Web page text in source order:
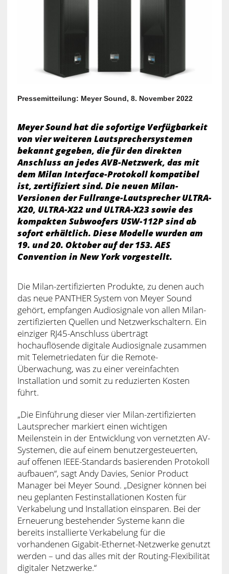
Pressemitteilung: Meyer Sound, 8. November 2022
Meyer Sound hat die sofortige Verfügbarkeit
von vier weiteren Lautsprechersystemen
bekannt gegeben, die für den direkten
Anschluss an jedes AVB-Netzwerk, das mit
dem Milan Interface-Protokoll kompatibel
ist, zertifiziert sind. Die neuen Milan-
Versionen der Fullrange-Lautsprecher ULTRA-
X20, ULTRA-X22 und ULTRA-X23 sowie des
kompakten Subwoofers USW-112P sind ab
sofort erhältlich. Diese Modelle wurden am
19. und 20. Oktober auf der 153. AES
Convention in New York vorgestellt.
Die Milan-zertifizierten Produkte, zu denen auch
das neue PANTHER System von Meyer Sound
gehört, empfangen Audiosignale von allen Milan-
zertifizierten Quellen und Netzwerkschaltern. Ein
einziger RJ45-Anschluss überträgt
hochauflösende digitale Audiosignale zusammen
mit Telemetriedaten für die Remote-
Überwachung, was zu einer vereinfachten
Installation und somit zu reduzierten Kosten
führt.
„Die Einführung dieser vier Milan-zertifizierten
Lautsprecher markiert einen wichtigen
Meilenstein in der Entwicklung von vernetzten AV-
Systemen, die auf einem benutzergesteuerten,
auf offenen IEEE-Standards basierenden Protokoll
aufbauen“, sagt Andy Davies, Senior Product
Manager bei Meyer Sound. „Designer können bei
neu geplanten Festinstallationen Kosten für
Verkabelung und Installation einsparen. Bei der
Erneuerung bestehender Systeme kann die
bereits installierte Verkabelung für die
vorhandenen Gigabit-Ethernet-Netzwerke genutzt
werden – und das alles mit der Routing-Flexibilität
digitaler Netzwerke.“